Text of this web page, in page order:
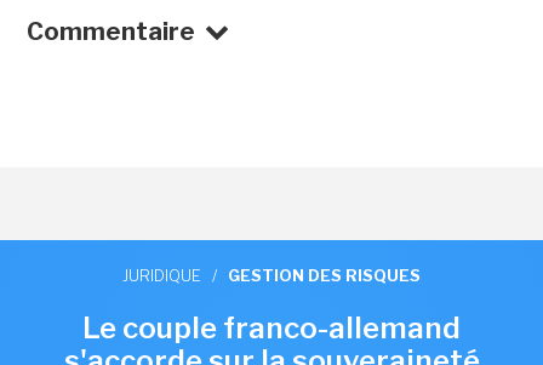
Commentaire
JURIDIQUE / GESTION DES RISQUES
Le couple franco-allemand